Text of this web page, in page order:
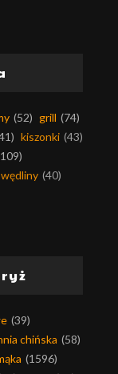
(52) grill (74)
kiszonki (43)
wędliny (40)
(39)
chińska (58)
(1596)